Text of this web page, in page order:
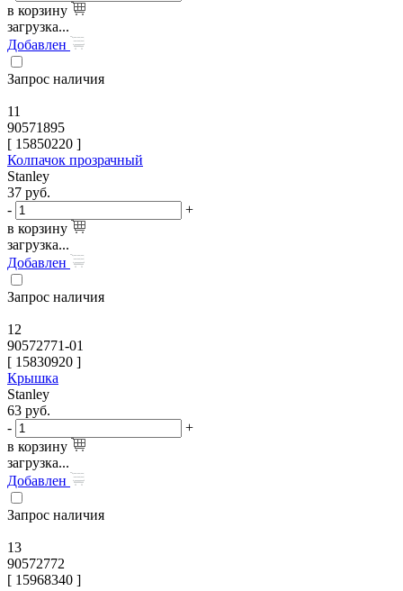
в корзину
загрузка...
Добавлен
Запрос наличия
11
90571895
[ 15850220 ]
Колпачок прозрачный
Stanley
37 руб.
-
+
в корзину
загрузка...
Добавлен
Запрос наличия
12
90572771-01
[ 15830920 ]
Крышка
Stanley
63 руб.
-
+
в корзину
загрузка...
Добавлен
Запрос наличия
13
90572772
[ 15968340 ]